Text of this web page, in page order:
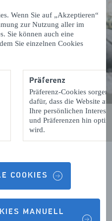
Wenn Sie auf „Akzeptieren“
zur Nutzung aller im
Sie können auch eine
Sie einzelnen Cookies
Präferenz
Präferenz-Cookies sorgen
dafür, dass die Website auf
Ihre persönlichen
und Präferenzen hin
wird.
COOKIES
MANUELL